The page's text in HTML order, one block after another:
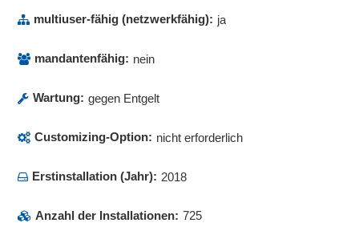
multiuser-fähig (netzwerkfähig): ja
mandantenfähig: nein
Wartung: gegen Entgelt
Customizing-Option: nicht erforderlich
Erstinstallation (Jahr): 2018
Anzahl der Installationen: 725